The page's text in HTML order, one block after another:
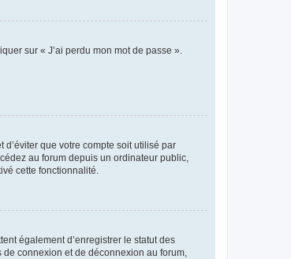
sur « J’ai perdu mon mot de passe ».
que votre compte soit utilisé par
au forum depuis un ordinateur public,
cette fonctionnalité.
également d’enregistrer le statut des
connexion et de déconnexion au forum,